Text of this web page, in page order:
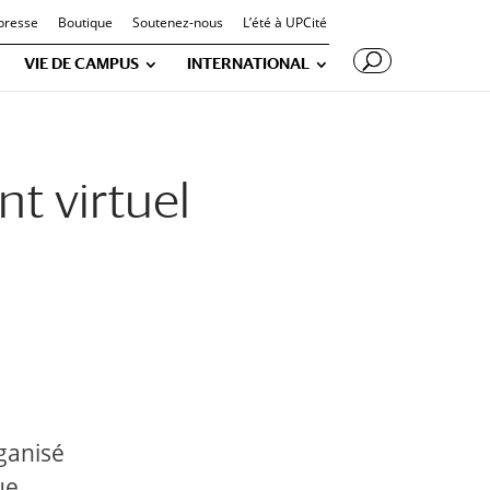
Boutique Soutenez-nous L’été à UPCité
VIE DE CAMPUS INTERNATIONAL
virtuel